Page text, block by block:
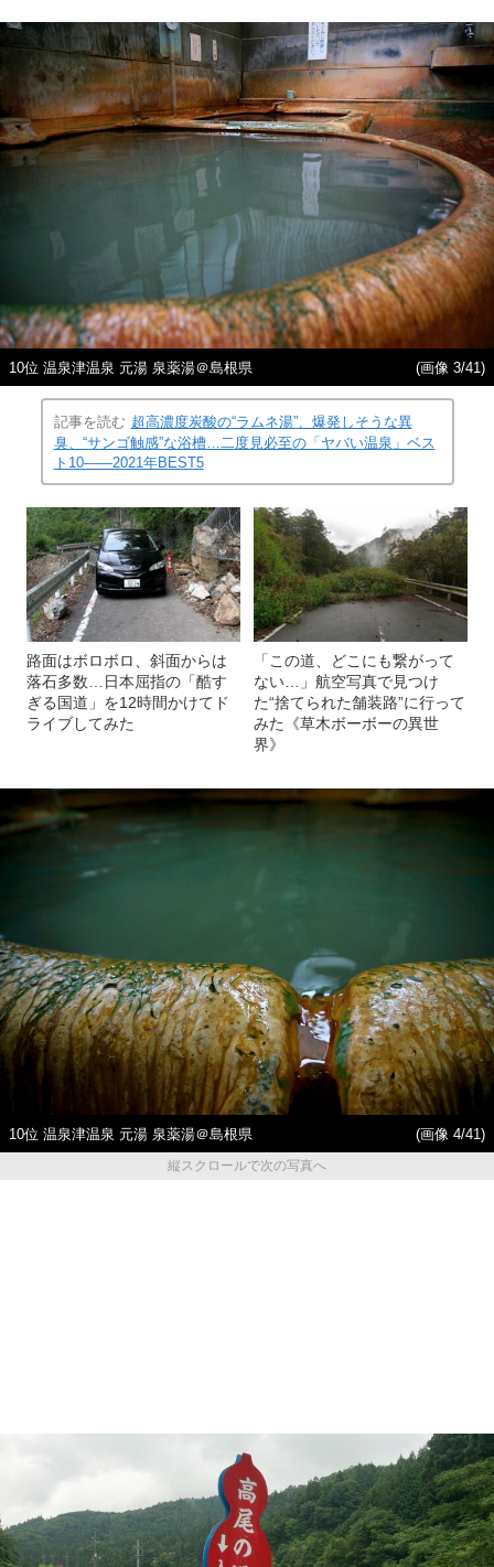
10位 温泉津温泉 元湯 泉薬湯＠島根県 (画像 3/41)
記事を読む 超高濃度炭酸の“ラムネ湯”、爆発しそうな異
臭、“サンゴ触感”な浴槽…二度見必至の「ヤバい温泉」ベス
ト10――2021年BEST5
路面はボロボロ、斜面からは
落石多数…日本屈指の「酷す
ぎる国道」を12時間かけてド
ライブしてみた
「この道、どこにも繋がって
ない…」航空写真で見つけ
た“捨てられた舗装路”に行って
みた《草木ボーボーの異世
界》
10位 温泉津温泉 元湯 泉薬湯＠島根県
(画像 4/41)
縦スクロールで次の写真へ